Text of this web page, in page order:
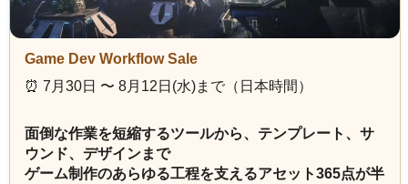
Game Dev Workflow Sale
⏰️ 7月30日 〜 8月12日(水)まで（日本時間）
面倒な作業を短縮するツールから、テンプレート、サ
ウンド、デザインまで
ゲーム制作のあらゆる工程を支えるアセット365点が半